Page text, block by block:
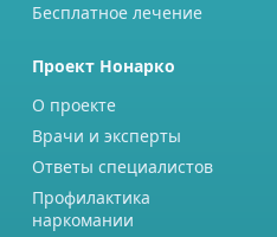
Бесплатное лечение
Проект Нонарко
О проекте
Врачи и эксперты
Ответы специалистов
Профилактика
наркомании